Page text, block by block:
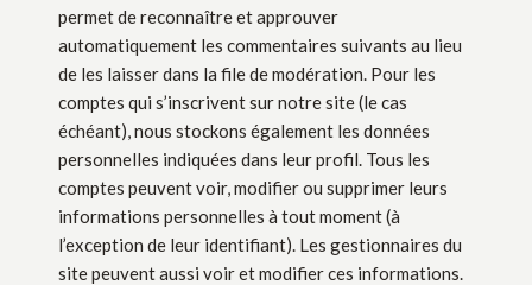
permet de reconnaître et approuver
automatiquement les commentaires suivants au lieu
de les laisser dans la file de modération. Pour les
comptes qui s’inscrivent sur notre site (le cas
échéant), nous stockons également les données
personnelles indiquées dans leur profil. Tous les
comptes peuvent voir, modifier ou supprimer leurs
informations personnelles à tout moment (à
l’exception de leur identifiant). Les gestionnaires du
site peuvent aussi voir et modifier ces informations.